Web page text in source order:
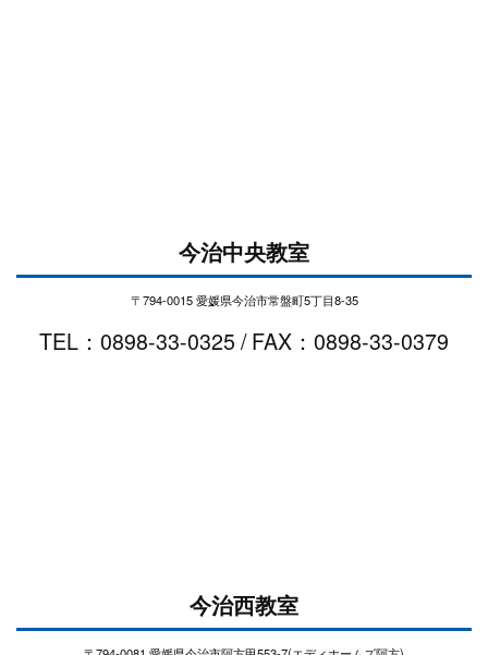
今治中央教室
〒794-0015 愛媛県今治市常盤町5丁目8-35
TEL：0898-33-0325 / FAX：0898-33-0379
今治西教室